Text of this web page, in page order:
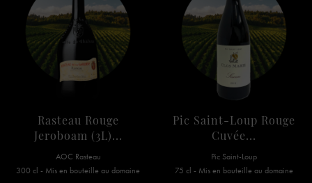
Rasteau Rouge
Jeroboam (3L)...
AOC Rasteau
300 cl - Mis en bouteille au domaine
Pic Saint-Loup Rouge
Cuvée...
Pic Saint-Loup
75 cl - Mis en bouteille au domaine